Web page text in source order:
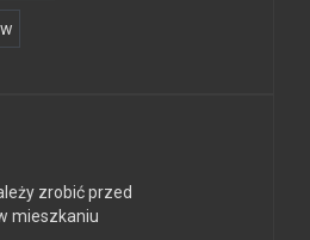
zrobić przed
mieszkaniu